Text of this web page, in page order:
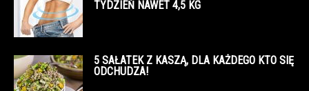
TYDZIEŃ NAWET 4,5 KG
5 SAŁATEK Z KASZĄ, DLA KAŻDEGO KTO SIĘ
ODCHUDZA!